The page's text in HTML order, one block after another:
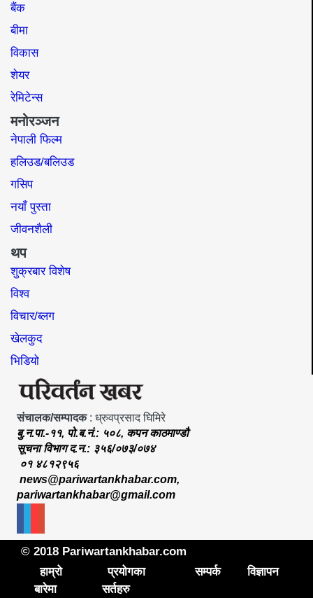
बैंक
बीमा
विकास
शेयर
रेमिटेन्स
मनोरञ्जन
नेपाली फिल्म
हलिउड/बलिउड
गसिप
नयाँ पुस्ता
जीवनशैली
थप
शुक्रबार विशेष
विश्व
विचार/ब्लग
खेलकुद
भिडियो
संचालक/सम्पादक: ध्रुवप्रसाद घिमिरे
बु.न.पा.-११, पो.ब.नं.: ५०८, कपन काठमाण्डौ
सूचना विभाग द.न.: ३५६/०७३/०७४
०१ ४८१२९५६
news@pariwartankhabar.com,
pariwartankhabar@gmail.com
© 2018 Pariwartankhabar.com
हाम्रो
बारेमा
प्रयोगका
सर्तहरु
सम्पर्क विज्ञापन